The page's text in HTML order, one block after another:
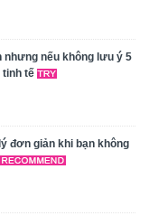
nếu không lưu ý 5
tinh tế
đơn giản khi bạn không